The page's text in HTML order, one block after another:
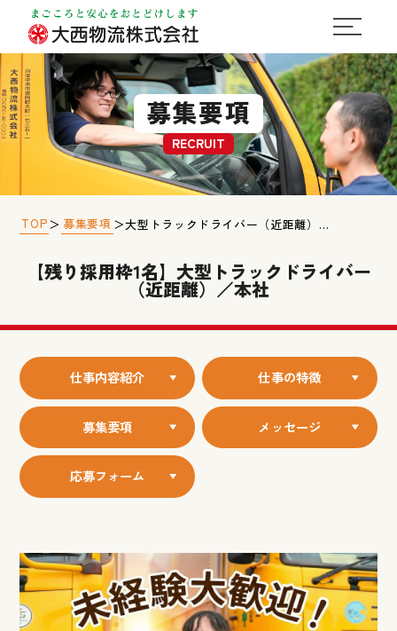
募集要項
RECRUIT
TOP＞ 募集要項 ＞ 大型トラックドライバー（近距離）／本社
【残り採用枠1名】大型トラックドライバー
（近距離）／本社
仕事内容紹介 仕事の特徴
募集要項 メッセージ
応募フォーム